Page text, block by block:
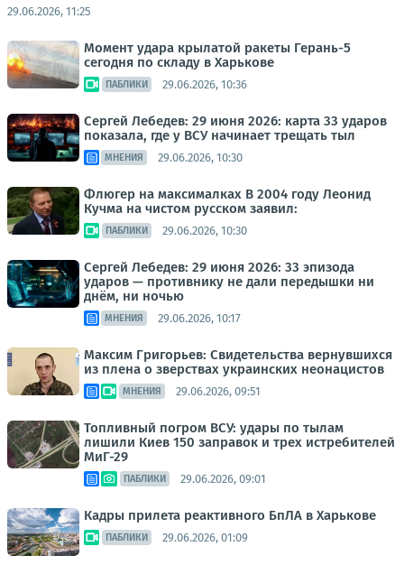
29.06.2026, 11:25
Момент удара крылатой ракеты Герань-5
сегодня по складу в Харькове
ПАБЛИКИ 29.06.2026, 10:36
Сергей Лебедев: 29 июня 2026: карта 33 ударов
показала, где у ВСУ начинает трещать тыл
МНЕНИЯ 29.06.2026, 10:30
Флюгер на максималках В 2004 году Леонид
Кучма на чистом русском заявил:
ПАБЛИКИ 29.06.2026, 10:30
Сергей Лебедев: 29 июня 2026: 33 эпизода
ударов — противнику не дали передышки ни
днём, ни ночью
МНЕНИЯ 29.06.2026, 10:17
Максим Григорьев: Свидетельства вернувшихся
из плена о зверствах украинских неонацистов
МНЕНИЯ 29.06.2026, 09:51
Топливный погром ВСУ: удары по тылам
лишили Киев 150 заправок и трех истребителей
МиГ-29
ПАБЛИКИ 29.06.2026, 09:01
Кадры прилета реактивного БпЛА в Харькове
ПАБЛИКИ 29.06.2026, 01:09